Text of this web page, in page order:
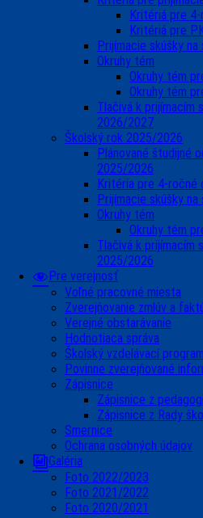
Kritériá pre
Kritériá pre
Prijímacie skúšky
Okruhy tém
Okruhy tém
Okruhy tém
Tlačivá k prijímacím
2026/2027
Školský rok 2025/2026
Plánované študijné
2025/2026
Kritéria pre 4-ročné
Prijímacie skúšky
Okruhy tém
Okruhy tém
Tlačivá k prijímacím
2025/2026
Pre verejnosť
Voľné pracovné miesta
Zverejňovanie zmlúv a
Verejné obstarávanie
Hodnotiaca správa
Školský vzdelávací program
Povinne zverejňované
Zápisnice
Zápisnice z
Zápisnice z Rady
Smernice
Ochrana osobných údajov
Galéria
Foto 2022/2023
Foto 2021/2022
Foto 2020/2021